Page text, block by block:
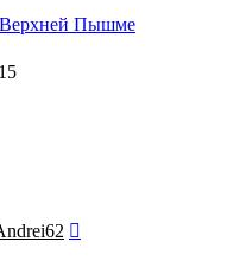
Верхней Пышме